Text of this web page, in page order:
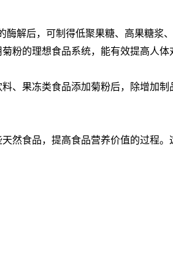
解后，可制得低聚果糖、高果糖浆
粉的理想食品系统，能有效提高人
、果冻类食品添加菊粉后，除增加
然食品，提高食品营养价值的过程